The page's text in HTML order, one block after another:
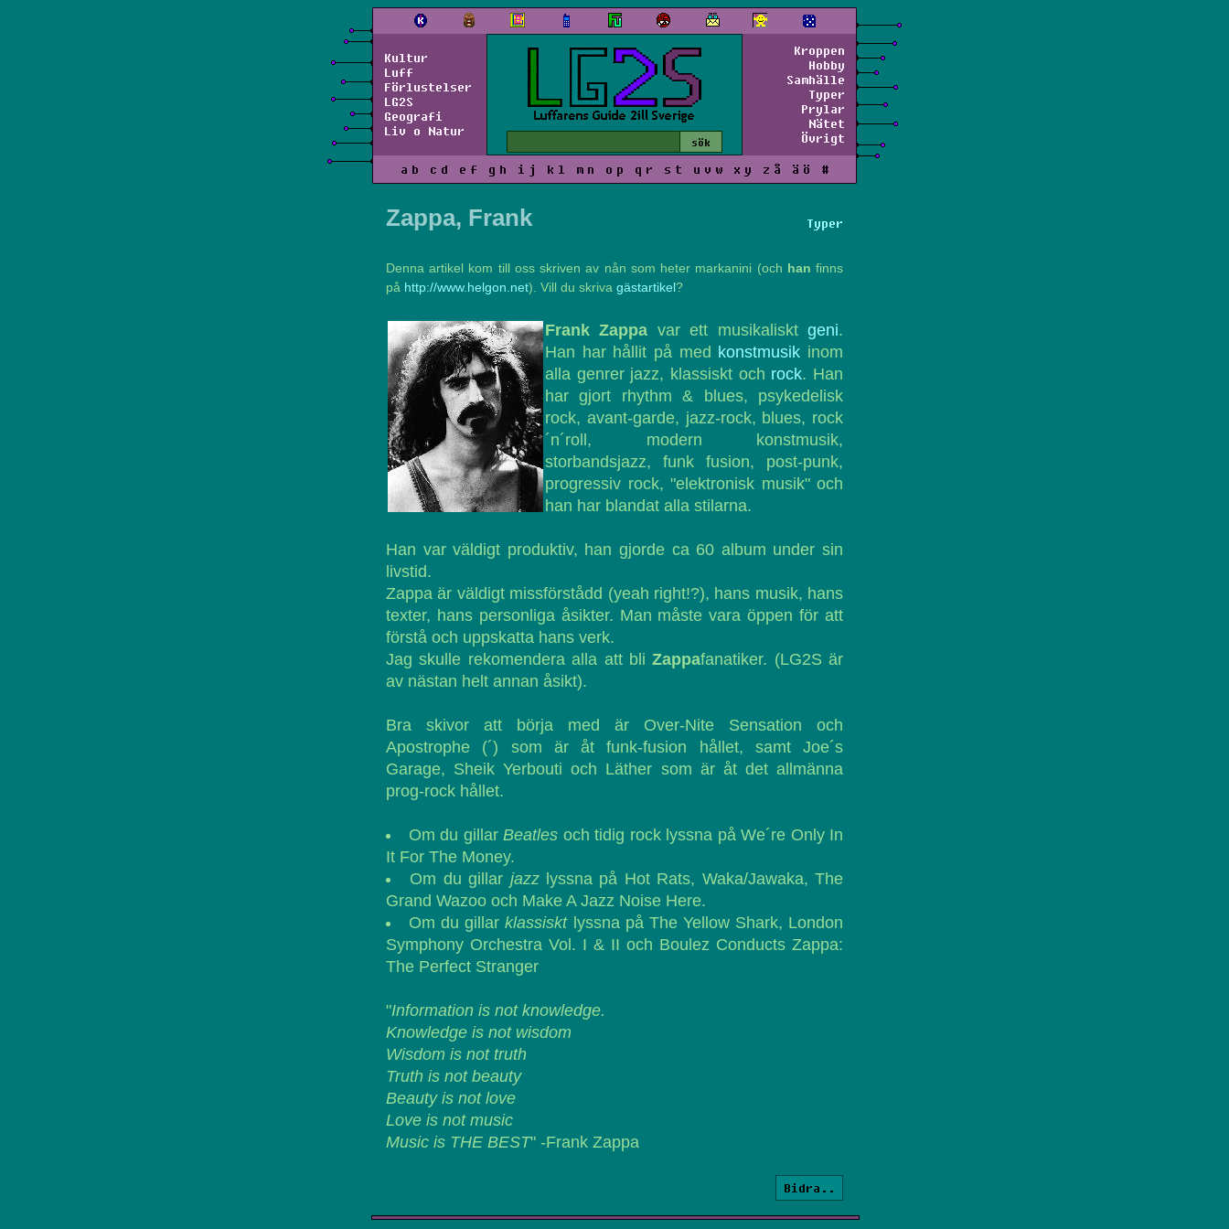
Kultur
Luff
Förlustelser
LG2S
Geografi
Liv o Natur
Kroppen
Hobby
Samhälle
Typer
Prylar
Nätet
Övrigt
a b c d e f g h i j k l m n o p q r s t u v w x y z å ä ö #
Typer
Zappa, Frank
Denna artikel kom till oss skriven av nån som heter markanini (och han finns
på http://www.helgon.net). Vill du skriva gästartikel?
Frank Zappa var ett musikalisktgeni.
Han har hållit på med konstmusik inom
alla genrer jazz, klassiskt och rock. Han
har gjort rhythm & blues, psykedelisk
rock, avant-garde, jazz-rock, blues, rock
´n´roll, modern konstmusik,
storbandsjazz, funk fusion, post-punk,
progressiv rock, "elektronisk musik" och
han har blandat alla stilarna.
Han var väldigt produktiv, han gjorde ca 60 album under sin
livstid.
Zappa är väldigt missförstådd (yeah right!?), hans musik, hans
texter, hans personliga åsikter. Man måste vara öppen för att
förstå och uppskatta hans verk.
Jag skulle rekomendera alla att bliZappafanatiker. (LG2S är
av nästan helt annan åsikt).
Bra skivor att börja med är Over-Nite Sensation och
Apostrophe (´) som är åt funk-fusion hållet, samt Joe´s
Garage, Sheik Yerbouti och Läther som är åt det allmänna
prog-rock hållet.
Om du gillar Beatles och tidig rock lyssna på We´re Only In
It For The Money.
Om du gillar jazzlyssna på Hot Rats, Waka/Jawaka, The
Grand Wazoo och Make A Jazz Noise Here.
Om du gillarklassisktlyssna på The Yellow Shark, London
Symphony Orchestra Vol. I & II och Boulez Conducts Zappa:
The Perfect Stranger
"Information is not knowledge.
Knowledge is not wisdom
Wisdom is not truth
Truth is not beauty
Beauty is not love
Love is not music
Music is THE BEST" -Frank Zappa
Bidra..